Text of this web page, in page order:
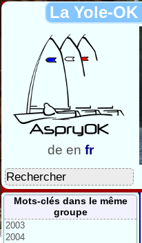
La Yole-OK
de en fr
Mots-clés dans le même
groupe
2003
2004